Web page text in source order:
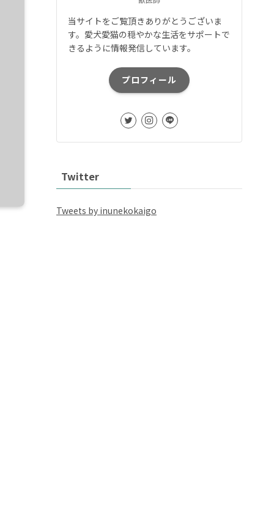
当サイトをご覧頂きありがとうございま
す。愛犬愛猫の穏やかな生活をサポートで
きるように情報発信しています。
プロフィール
Twitter
Tweets by inunekokaigo